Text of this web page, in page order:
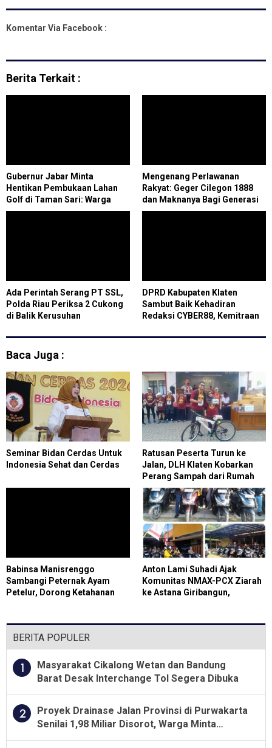
Komentar Via Facebook :
Berita Terkait :
Gubernur Jabar Minta
Hentikan Pembukaan Lahan
Golf di Taman Sari: Warga
Terancam, Lingkungan Rusak
Mengenang Perlawanan
Rakyat: Geger Cilegon 1888
dan Maknanya Bagi Generasi
Kini
Ada Perintah Serang PT SSL,
Polda Riau Periksa 2 Cukong
di Balik Kerusuhan
DPRD Kabupaten Klaten
Sambut Baik Kehadiran
Redaksi CYBER88, Kemitraan
Baca Juga :
Seminar Bidan Cerdas Untuk
Indonesia Sehat dan Cerdas
Ratusan Peserta Turun ke
Jalan, DLH Klaten Kobarkan
Perang Sampah dari Rumah
Babinsa Manisrenggo
Sambangi Peternak Ayam
Petelur, Dorong Ketahanan
Anton Lami Suhadi Ajak
Komunitas NMAX-PCX Ziarah
ke Astana Giribangun,
BERITA POPULER
1
Masyarakat Cikalong Wetan dan Bandung
Barat Desak Interchange Tol Segera Dibuka
2
Proyek Drainase Jalan Provinsi di Purwakarta
Senilai 1,98 Miliar Disorot, Warga Minta